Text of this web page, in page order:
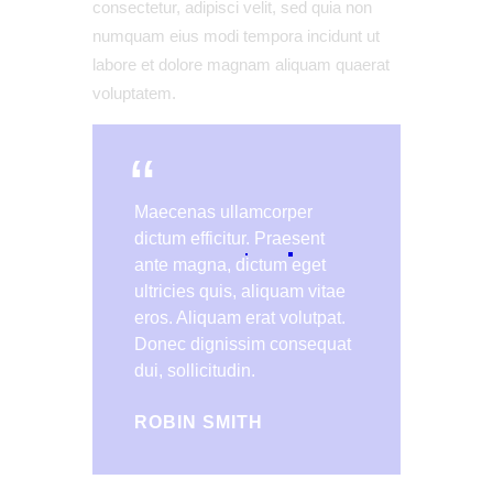
consectetur, adipisci velit, sed quia non
numquam eius modi tempora incidunt ut
labore et dolore magnam aliquam quaerat
voluptatem.
Maecenas ullamcorper
dictum efficitur. Praesent
ante magna, dictum eget
ultricies quis, aliquam vitae
eros. Aliquam erat volutpat.
Donec dignissim consequat
dui, sollicitudin.
ROBIN SMITH